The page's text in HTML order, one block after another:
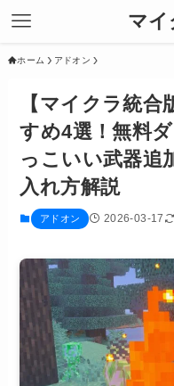
マイ
ホーム アドオン
【マイクラ統
すめ4選！無料
っこいい武器追
入れ方解説
アドオン 2026-03-17